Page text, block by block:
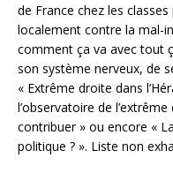
de France chez les
localement contre la mal-
comment ça va avec tout
son système nerveux, de
« Extrême droite dans
l’observatoire de
contribuer » ou encore «
politique ? ». Liste non